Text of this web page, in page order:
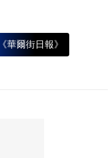
華爾街日報》